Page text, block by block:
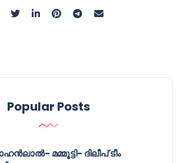
Popular Posts
മമ്മൂട്ടി- ദിലീപ് ടീം